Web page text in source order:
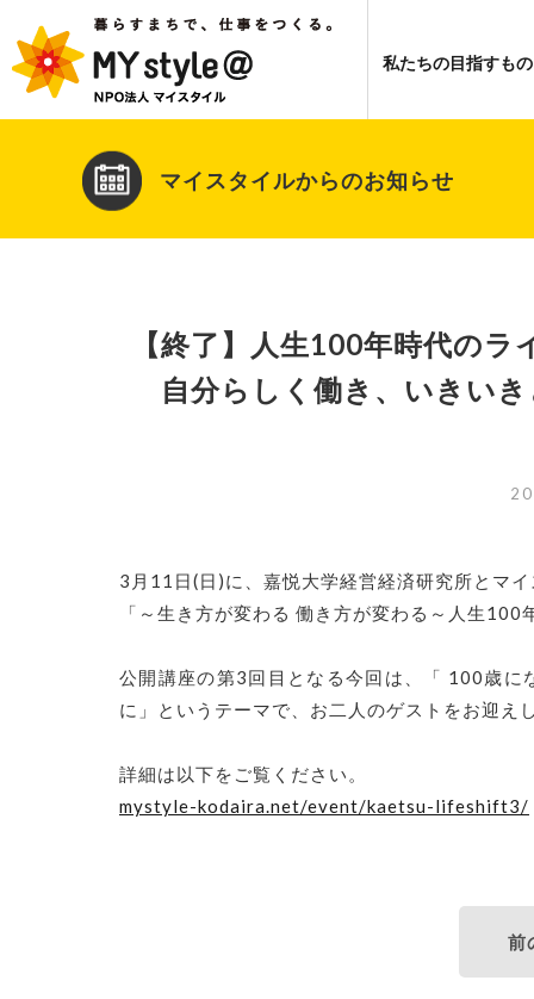
私たちの目指すもの
マイスタイルからのお知らせ
【終了】人生100年時代の
自分らしく働き、いきい
3月11日(日)に、嘉悦大学経営経済研究所とマ
「～生き方が変わる 働き方が変わる～人生
公開講座の第3回目となる今回は、「 100歳に
に」というテーマで、お二人のゲストをお迎え
詳細は以下をご覧ください。
mystyle-kodaira.net/event/kaetsu-lifeshift3/
前